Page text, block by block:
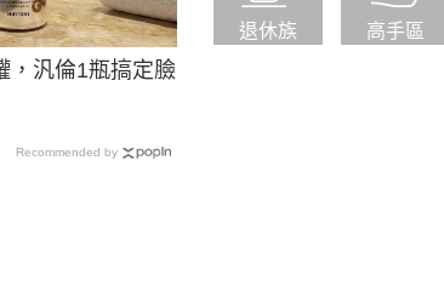
，汎倫1瓶搞定臉
Recommended by
退休族 高手區